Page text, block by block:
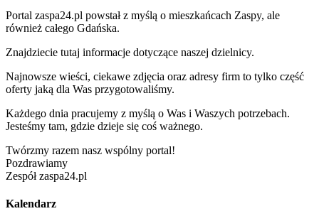
Portal zaspa24.pl powstał z myślą o mieszkańcach Zaspy, ale
również całego Gdańska.
Znajdziecie tutaj informacje dotyczące naszej dzielnicy.
Najnowsze wieści, ciekawe zdjęcia oraz adresy firm to tylko część
oferty jaką dla Was przygotowaliśmy.
Każdego dnia pracujemy z myślą o Was i Waszych potrzebach.
Jesteśmy tam, gdzie dzieje się coś ważnego.
Twórzmy razem nasz wspólny portal!
Pozdrawiamy
Zespół zaspa24.pl
Kalendarz